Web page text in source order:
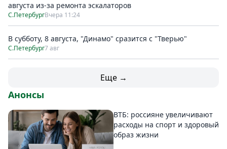
августа из-за ремонта эскалаторов
С.ПетербургВчера 11:24
В субботу, 8 августа, "Динамо" сразится с "Тверью"
С.Петербург7 авг
Еще →
Анонсы
ВТБ: россияне увеличивают
расходы на спорт и здоровый
образ жизни